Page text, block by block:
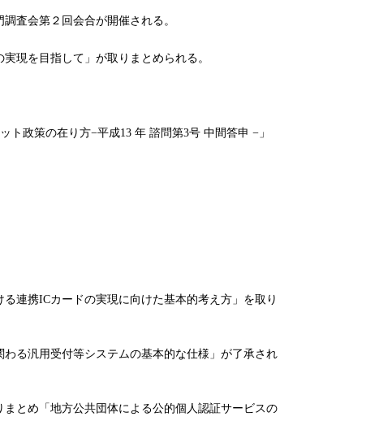
査会第２回会合が開催される。
現を目指して」が取りまとめられる。
政策の在り方−平成13 年 諮問第3号 中間答申 −」
連携ICカードの実現に向けた基本的考え方」を取り
る汎用受付等システムの基本的な仕様」が了承され
とめ「地方公共団体による公的個人認証サービスの